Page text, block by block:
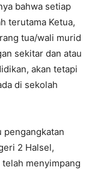
bahwa setiap
terutama Ketua,
tua/wali murid
sekitar dan atau
akan tetapi
di sekolah
pengangkatan
2 Halsel,
menyimpang